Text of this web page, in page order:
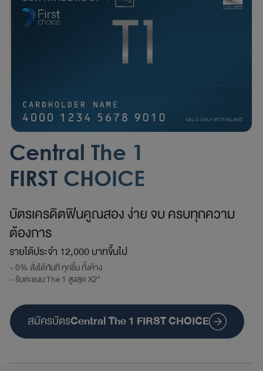
Central The 1
FIRST CHOICE
บัตรเครดิตฟินคูณสอง ง่าย จบ ครบทุกความ
ต้องการ
รายได้ประจำ 12,000 บาทขึ้นไป
0% สั่งได้ทันที ทุกชิ้น ทั้งห้าง
รับคะแนน The 1 สูงสุด X2*
สมัครบัตรCentral The 1 FIRST CHOICE